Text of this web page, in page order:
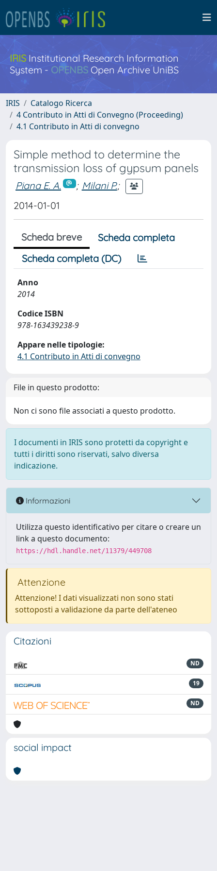
IRISInstitutional Research Information
System - OPENBS Open Archive UniBS
IRIS
Catalogo Ricerca
4 Contributo in Atti di Convegno (Proceeding)
4.1 Contributo in Atti di convegno
Simple method to determine the
transmission loss of gypsum panels
Piana E. A. ; Milani P.;
2014-01-01
Scheda breve
Scheda completa
Scheda completa (DC)
Anno
2014
Codice ISBN
978-163439238-9
Appare nelle tipologie:
4.1 Contributo in Atti di convegno
File in questo prodotto:
Non ci sono file associati a questo prodotto.
I documenti in IRIS sono protetti da copyright e
tutti i diritti sono riservati, salvo diversa
indicazione.
Informazioni
Utilizza questo identificativo per citare o creare un
link a questo documento:
https://hdl.handle.net/11379/449708
Attenzione
Attenzione! I dati visualizzati non sono stati
sottoposti a validazione da parte dell'ateneo
Citazioni
ND
19
ND
social impact